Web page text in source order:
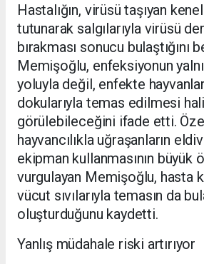
Hastalığın, virüsü taşıyan
tutunarak salgılarıyla virüsü
bırakması sonucu bulaştığını
Memişoğlu, enfeksiyonun
yoluyla değil, enfekte
dokularıyla temas edilmesi
görülebileceğini ifade etti.
hayvancılıkla uğraşanların
ekipman kullanmasının büyük
vurgulayan Memişoğlu, hasta
vücut sıvılarıyla temasın da
oluşturduğunu kaydetti.
Yanlış müdahale riski artırıyor